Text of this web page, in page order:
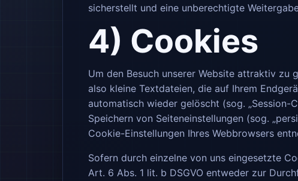
sicherstellt und eine unberechtigte
4) Cookies
Um den Besuch unserer Website attraktiv zu
also kleine Textdateien, die auf Ihrem
automatisch wieder gelöscht (sog. „Session-
Speichern von Seiteneinstellungen (sog.
Cookie-Einstellungen Ihres Webbrowsers
Sofern durch einzelne von uns eingesetzte
Art. 6 Abs. 1 lit. b DSGVO entweder zur